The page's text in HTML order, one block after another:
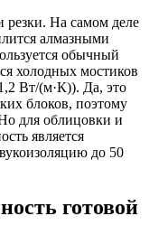
резки. На самом деле
алмазными
обычный
холодных мостиков
Вт/(м·К)). Да, это
блоков, поэтому
для облицовки и
является
до 50
готовой